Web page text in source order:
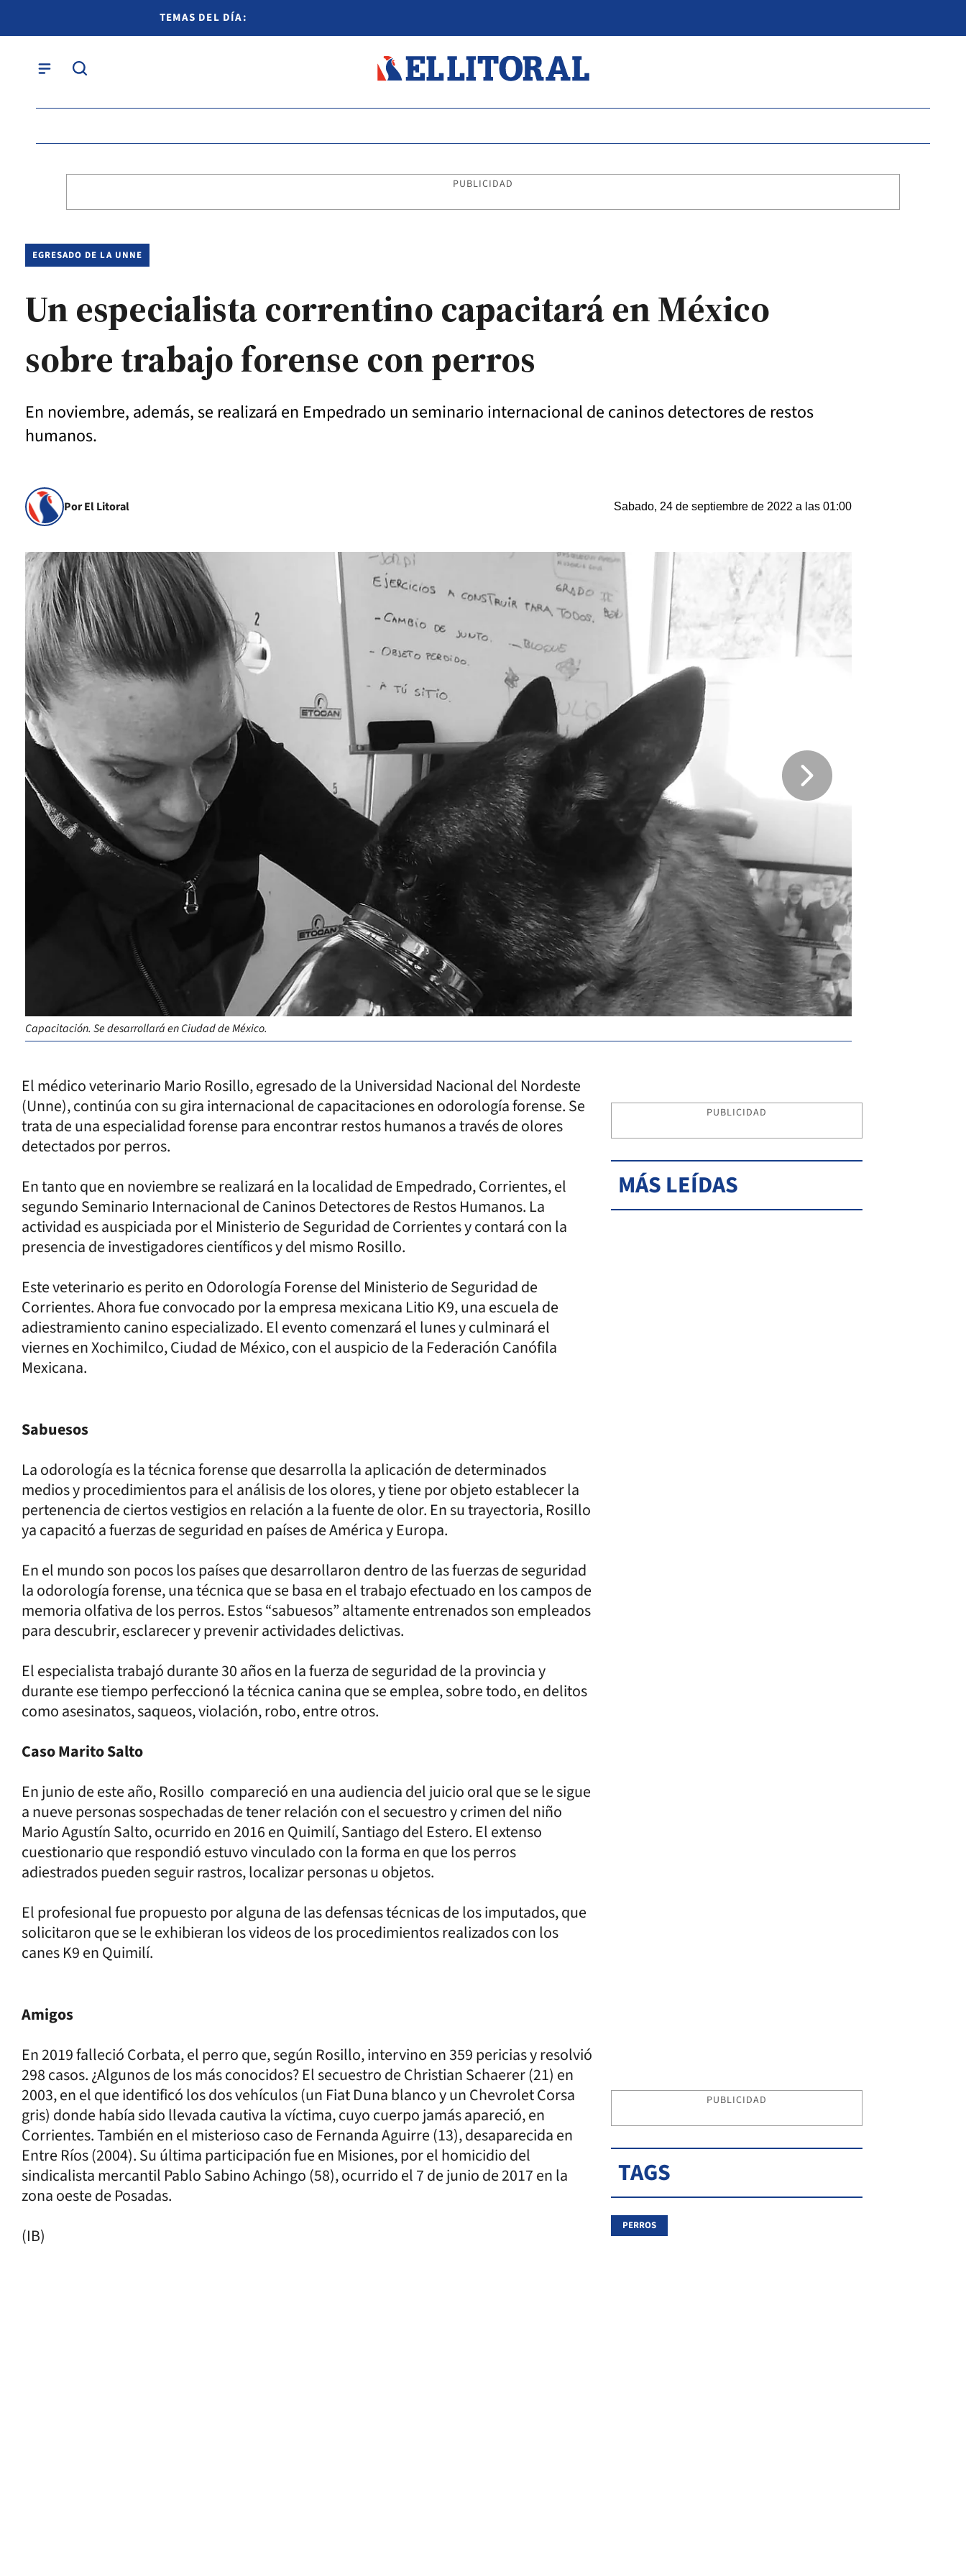
TEMAS DEL DÍA:
PUBLICIDAD
EGRESADO DE LA UNNE
Un especialista correntino capacitará en México
sobre trabajo forense con perros
En noviembre, además, se realizará en Empedrado un seminario internacional de caninos detectores de restos
humanos.
Por El Litoral Sabado, 24 de septiembre de 2022 a las 01:00
Capacitación. Se desarrollará en Ciudad de México.
El médico veterinario Mario Rosillo, egresado de la Universidad Nacional del Nordeste
(Unne), continúa con su gira internacional de capacitaciones en odorología forense. Se
trata de una especialidad forense para encontrar restos humanos a través de olores
detectados por perros.
En tanto que en noviembre se realizará en la localidad de Empedrado, Corrientes, el
segundo Seminario Internacional de Caninos Detectores de Restos Humanos. La
actividad es auspiciada por el Ministerio de Seguridad de Corrientes y contará con la
presencia de investigadores científicos y del mismo Rosillo.
Este veterinario es perito en Odorología Forense del Ministerio de Seguridad de
Corrientes. Ahora fue convocado por la empresa mexicana Litio K9, una escuela de
adiestramiento canino especializado. El evento comenzará el lunes y culminará el
viernes en Xochimilco, Ciudad de México, con el auspicio de la Federación Canófila
Mexicana.
Sabuesos
La odorología es la técnica forense que desarrolla la aplicación de determinados
medios y procedimientos para el análisis de los olores, y tiene por objeto establecer la
pertenencia de ciertos vestigios en relación a la fuente de olor. En su trayectoria, Rosillo
ya capacitó a fuerzas de seguridad en países de América y Europa.
En el mundo son pocos los países que desarrollaron dentro de las fuerzas de seguridad
la odorología forense, una técnica que se basa en el trabajo efectuado en los campos de
memoria olfativa de los perros. Estos “sabuesos” altamente entrenados son empleados
para descubrir, esclarecer y prevenir actividades delictivas.
El especialista trabajó durante 30 años en la fuerza de seguridad de la provincia y
durante ese tiempo perfeccionó la técnica canina que se emplea, sobre todo, en delitos
como asesinatos, saqueos, violación, robo, entre otros.
Caso Marito Salto
En junio de este año, Rosillo compareció en una audiencia del juicio oral que se le sigue
a nueve personas sospechadas de tener relación con el secuestro y crimen del niño
Mario Agustín Salto, ocurrido en 2016 en Quimilí, Santiago del Estero. El extenso
cuestionario que respondió estuvo vinculado con la forma en que los perros
adiestrados pueden seguir rastros, localizar personas u objetos.
El profesional fue propuesto por alguna de las defensas técnicas de los imputados, que
solicitaron que se le exhibieran los videos de los procedimientos realizados con los
canes K9 en Quimilí.
Amigos
En 2019 falleció Corbata, el perro que, según Rosillo, intervino en 359 pericias y resolvió
298 casos. ¿Algunos de los más conocidos? El secuestro de Christian Schaerer (21) en
2003, en el que identificó los dos vehículos (un Fiat Duna blanco y un Chevrolet Corsa
gris) donde había sido llevada cautiva la víctima, cuyo cuerpo jamás apareció, en
Corrientes. También en el misterioso caso de Fernanda Aguirre (13), desaparecida en
Entre Ríos (2004). Su última participación fue en Misiones, por el homicidio del
sindicalista mercantil Pablo Sabino Achingo (58), ocurrido el 7 de junio de 2017 en la
zona oeste de Posadas.
(IB)
PUBLICIDAD
MÁS LEÍDAS
PUBLICIDAD
TAGS
PERROS